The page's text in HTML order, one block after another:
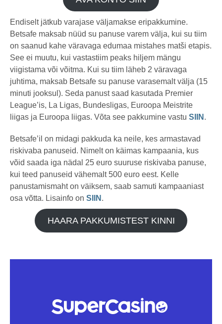
Endiselt jätkub varajase väljamakse eripakkumine.
Betsafe maksab nüüd su panuse varem välja, kui su tiim
on saanud kahe väravaga edumaa mistahes matši etapis.
See ei muutu, kui vastastiim peaks hiljem mängu
viigistama või võitma. Kui su tiim läheb 2 väravaga
juhtima, maksab Betsafe su panuse varasemalt välja (15
minuti jooksul). Seda panust saad kasutada Premier
League’is, La Ligas, Bundesligas, Euroopa Meistrite
liigas ja Euroopa liigas. Võta see pakkumine vastu SIIN .
Betsafe’il on midagi pakkuda ka neile, kes armastavad
riskivaba panuseid. Nimelt on käimas kampaania, kus
võid saada iga nädal 25 euro suuruse riskivaba panuse,
kui teed panuseid vähemalt 500 euro eest. Kelle
panustamismaht on väiksem, saab samuti kampaaniast
osa võtta. Lisainfo on SIIN .
HAARA PAKKUMISTEST KINNI